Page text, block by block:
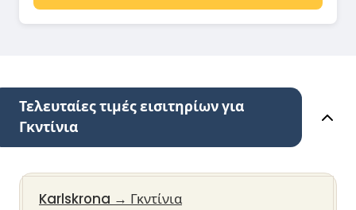
Τελευταίες τιμές εισιτηρίων για
Γκντίνια
Karlskrona → Γκντίνια